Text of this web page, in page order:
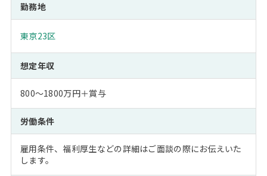
勤務地
東京23区
想定年収
800～1800万円＋賞与
労働条件
雇用条件、福利厚生などの詳細はご面談の際にお伝えいた
します。